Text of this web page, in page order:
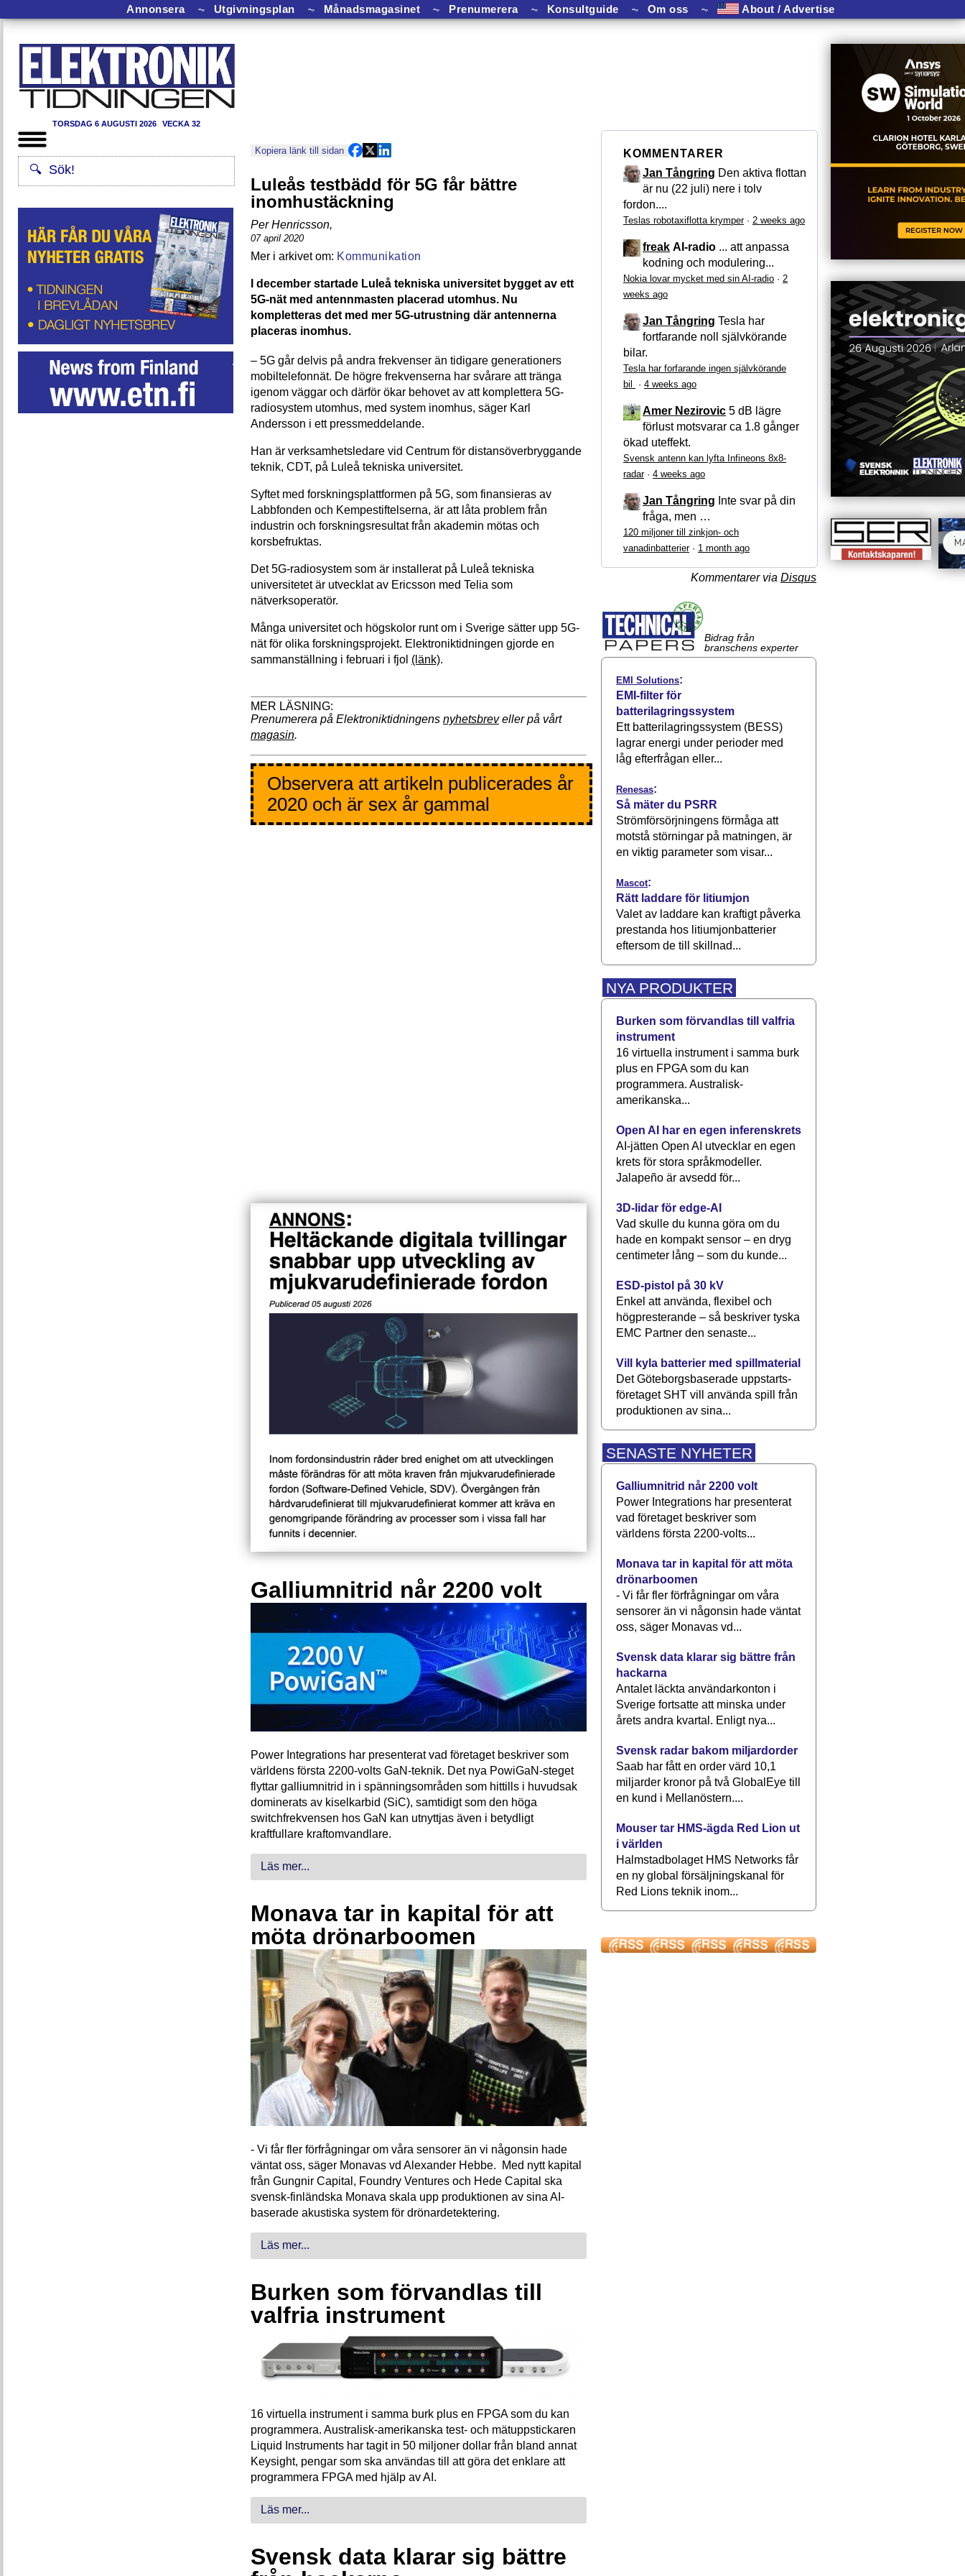
Annonsera ⏦ Utgivningsplan ⏦ Månadsmagasinet ⏦ Prenumerera ⏦ Konsultguide ⏦ Om oss ⏦ About / Advertise
TORSDAG 6 AUGUSTI 2026 VECKA 32
Kopiera länk till sidan
Luleås testbädd för 5G får bättre
inomhustäckning
Per Henricsson,
07 april 2020
Kommunikation
I december startade Luleå tekniska universitet bygget av ett
5G-nät med antennmasten placerad utomhus. Nu
kompletteras det med mer 5G-utrustning där antennerna
placeras inomhus.
– 5G går delvis på andra frekvenser än tidigare generationers
mobiltelefonnät. De högre frekvenserna har svårare att tränga
igenom väggar och därför ökar behovet av att komplettera 5G-
radiosystem utomhus, med system inomhus, säger Karl
Andersson i ett pressmeddelande.
Han är verksamhetsledare vid Centrum för distansöverbryggande
teknik, CDT, på Luleå tekniska universitet.
Syftet med forskningsplattformen på 5G, som finansieras av
Labbfonden och Kempestiftelserna, är att låta problem från
industrin och forskningsresultat från akademin mötas och
korsbefruktas.
Det 5G-radiosystem som är installerat på Luleå tekniska
universitetet är utvecklat av Ericsson med Telia som
nätverksoperatör.
Många universitet och högskolor runt om i Sverige sätter upp 5G-
nät för olika forskningsprojekt. Elektroniktidningen gjorde en
sammanställning i februari i fjol (länk).
Prenumerera på Elektroniktidningens nyhetsbreveller på vårt
magasin.
Observera att artikeln publicerades år
2020 och är sex år gammal
Galliumnitrid når 2200 volt
Power Integrations har presenterat vad företaget beskriver som
världens första 2200-volts GaN-teknik. Det nya PowiGaN-steget
flyttar galliumnitrid in i spänningsområden som hittills i huvudsak
dominerats av kiselkarbid (SiC), samtidigt som den höga
switchfrekvensen hos GaN kan utnyttjas även i betydligt
kraftfullare kraftomvandlare.
Läs mer...
Monava tar in kapital för att
möta drönarboomen
- Vi får fler förfrågningar om våra sensorer än vi någonsin hade
väntat oss, säger Monavas vd Alexander Hebbe. Med nytt kapital
från Gungnir Capital, Foundry Ventures och Hede Capital ska
svensk-finländska Monava skala upp produktionen av sina AI-
baserade akustiska system för drönardetektering.
Läs mer...
Burken som förvandlas till
valfria instrument
16 virtuella instrument i samma burk plus en FPGA som du kan
programmera. Australisk-amerikanska test- och mätuppstickaren
Liquid Instruments har tagit in 50 miljoner dollar från bland annat
Keysight, pengar som ska användas till att göra det enklare att
programmera FPGA med hjälp av AI.
Läs mer...
Svensk data klarar sig bättre
KOMMENTARER
Jan Tångring Den aktiva flottan
är nu (22 juli) nere i tolv
fordon....
Teslas robotaxiflotta krymper· 2 weeks ago
freak AI-radio ... att anpassa
kodning och modulering...
Nokia lovar mycket med sin AI-radio · 2
weeks ago
Jan Tångring Tesla har
fortfarande noll självkörande
bilar.
Tesla har forfarande ingen självkörande
bil
· 4 weeks ago
Amer Nezirovic 5 dB lägre
förlust motsvarar ca 1.8 gånger
ökad uteffekt.
Svensk antenn kan lyfta Infineons 8x8-
radar· 4 weeks ago
Jan Tångring Inte svar på din
fråga, men …
120 miljoner till zinkjon- och
vanadinbatterier· 1 month ago
Kommentarer via Disqus
Bidrag från
branschens experter
EMI Solutions:
EMI-filter för
batterilagringssystem
Ett batterilagringssystem (BESS)
lagrar energi under perioder med
låg efterfrågan eller...
Renesas:
Så mäter du PSRR
Strömförsörjningens förmåga att
motstå störningar på matningen, är
en viktig parameter som visar...
Mascot:
Rätt laddare för litiumjon
Valet av laddare kan kraftigt påverka
prestanda hos litiumjonbatterier
eftersom de till skillnad...
NYA PRODUKTER
Burken som förvandlas till valfria
instrument
16 virtuella instrument i samma burk
plus en FPGA som du kan
programmera. Australisk-
amerikanska...
Open AI har en egen inferenskrets
AI-jätten Open AI utvecklar en egen
krets för stora språkmodeller.
Jalapeño är avsedd för...
3D-lidar för edge-AI
Vad skulle du kunna göra om du
hade en kompakt sensor – en dryg
centimeter lång – som du kunde...
ESD-pistol på 30 kV
Enkel att använda, flexibel och
högpresterande – så beskriver tyska
EMC Partner den senaste...
Vill kyla batterier med spillmaterial
Det Göteborgsbaserade upp­starts­
företaget SHT vill använda spill från
produktionen av sina...
SENASTE NYHETER
Galliumnitrid når 2200 volt
Power Integrations har presenterat
vad företaget beskriver som
världens första 2200-volts...
Monava tar in kapital för att möta
drönarboomen
- Vi får fler förfrågningar om våra
sensorer än vi någonsin hade väntat
oss, säger Monavas vd...
Svensk data klarar sig bättre från
hackarna
Antalet läckta användarkonton i
Sverige fortsatte att minska under
årets andra kvartal. Enligt nya...
Svensk radar bakom miljardorder
Saab har fått en order värd 10,1
miljarder kronor på två GlobalEye till
en kund i Mellanöstern....
Mouser tar HMS-ägda Red Lion ut
i världen
Halmstadbolaget HMS Networks får
en ny global försäljningskanal för
Red Lions teknik inom...